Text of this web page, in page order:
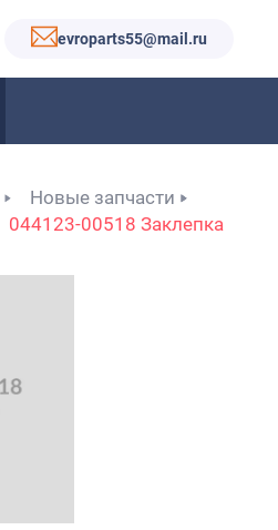
evroparts55@mail.ru
Новые запчасти
044123-00518 Заклепка